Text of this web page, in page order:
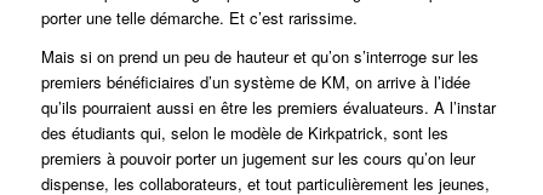
porter une telle démarche. Et c’est rarissime.
Mais si on prend un peu de hauteur et qu’on s’interroge sur les
premiers bénéficiaires d’un système de KM, on arrive à l’idée
qu’ils pourraient aussi en être les premiers évaluateurs. A l’instar
des étudiants qui, selon le modèle de Kirkpatrick, sont les
premiers à pouvoir porter un jugement sur les cours qu’on leur
dispense, les collaborateurs, et tout particulièrement les jeunes,